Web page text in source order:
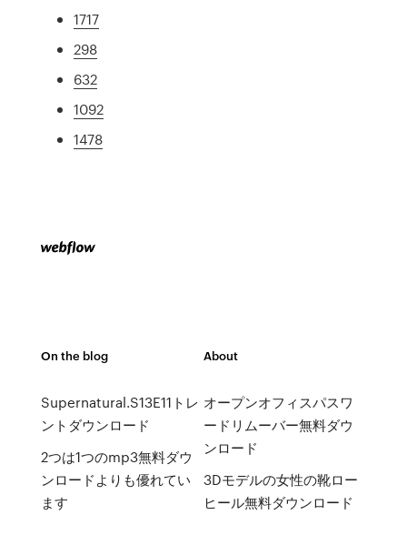
1717
298
632
1092
1478
On the blog
Supernatural.S13E11トレ
ントダウンロード
2つは1つのmp3無料ダウ
ンロードよりも優れてい
ます
About
オープンオフィスパスワ
ードリムーバー無料ダウ
ンロード
3Dモデルの女性の靴ロー
ヒール無料ダウンロード